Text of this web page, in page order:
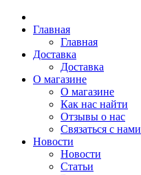
Главная
Главная
Доставка
Доставка
О магазине
О магазине
Как нас найти
Отзывы о нас
Связаться с нами
Новости
Новости
Статьи